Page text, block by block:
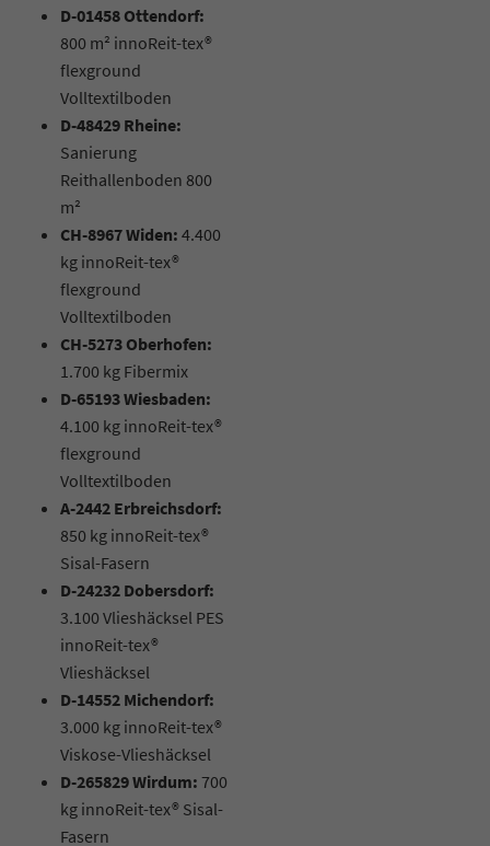
D-01458 Ottendorf:
800 m² innoReit-tex®
flexground
Volltextilboden
D-48429 Rheine:
Sanierung
Reithallenboden 800
m²
CH-8967 Widen: 4.400
kg innoReit-tex®
flexground
Volltextilboden
CH-5273 Oberhofen:
1.700 kg Fibermix
D-65193 Wiesbaden:
4.100 kg innoReit-tex®
flexground
Volltextilboden
A-2442 Erbreichsdorf:
850 kg innoReit-tex®
Sisal-Fasern
D-24232 Dobersdorf:
3.100 Vlieshäcksel PES
innoReit-tex®
Vlieshäcksel
D-14552 Michendorf:
3.000 kg innoReit-tex®
Viskose-Vlieshäcksel
D-265829 Wirdum: 700
kg innoReit-tex® Sisal-
Fasern